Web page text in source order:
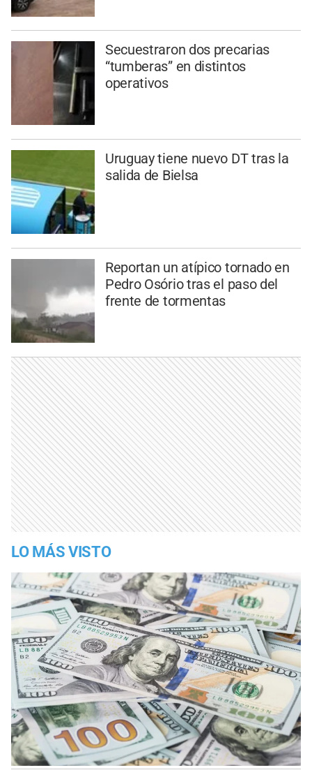
Secuestraron dos precarias
“tumberas” en distintos
operativos
Uruguay tiene nuevo DT tras la
salida de Bielsa
Reportan un atípico tornado en
Pedro Osório tras el paso del
frente de tormentas
LO MÁS VISTO